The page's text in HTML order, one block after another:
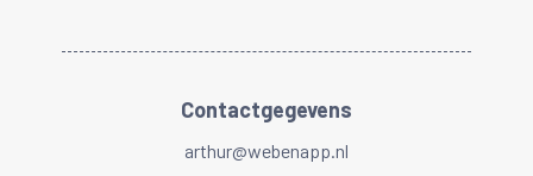
Contactgegevens
arthur@webenapp.nl